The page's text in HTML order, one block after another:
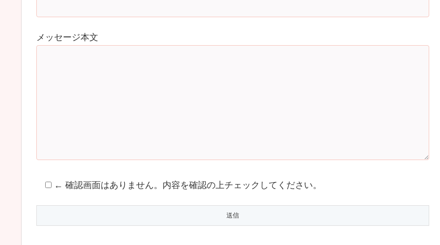
メッセージ本文
← 確認画面はありません。内容を確認の上チェックしてください。